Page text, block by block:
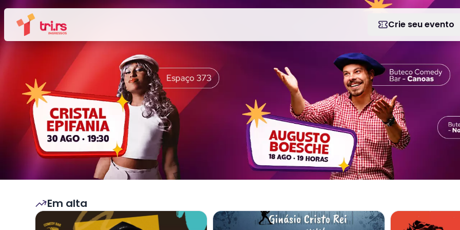
Crie seu evento
Em alta
Veja mais sobre MARCITO CASTRO - STANDUP COMEDY EM PORTO ALEGRE
Veja mais sobre 9º Festival de Inverno de Cerveja Artesanal
Veja mais sobre